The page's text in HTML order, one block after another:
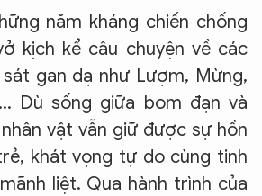
năm kháng chiến chống
kịch kể câu chuyện về các
gan dạ như Lượm, Mừng,
Dù sống giữa bom đạn và
vật vẫn giữ được sự hồn
khát vọng tự do cùng tinh
liệt. Qua hành trình của